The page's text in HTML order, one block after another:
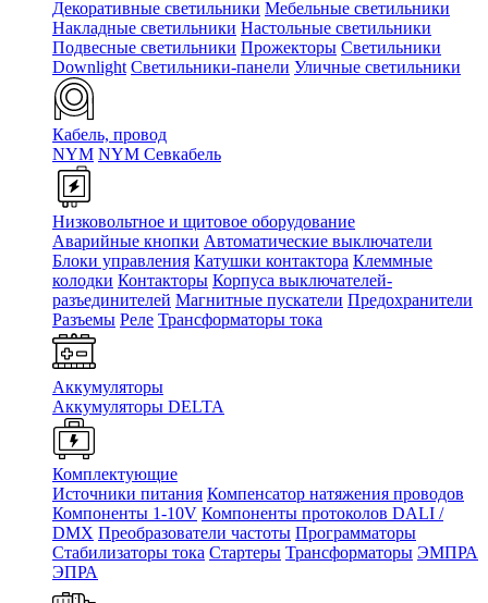
Декоративные светильники Мебельные светильники
Накладные светильники Настольные светильники
Подвесные светильники Прожекторы Светильники
Downlight Светильники-панели Уличные светильники
Кабель, провод
NYM NYM Севкабель
Низковольтное и щитовое оборудование
Аварийные кнопки Автоматические выключатели
Блоки управления Катушки контактора Клеммные
колодки Контакторы Корпуса выключателей-
разъединителей Магнитные пускатели Предохранители
Разъемы Реле Трансформаторы тока
Аккумуляторы
Аккумуляторы DELTA
Комплектующие
Источники питания Компенсатор натяжения проводов
Компоненты 1-10V Компоненты протоколов DALI /
DMX Преобразователи частоты Программаторы
Стабилизаторы тока Стартеры Трансформаторы ЭМПРА
ЭПРА